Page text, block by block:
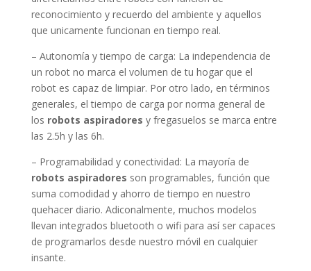
reconocimiento y recuerdo del ambiente y aquellos
que unicamente funcionan en tiempo real.
– Autonomía y tiempo de carga: La independencia de
un robot no marca el volumen de tu hogar que el
robot es capaz de limpiar. Por otro lado, en términos
generales, el tiempo de carga por norma general de
los robots aspiradores y fregasuelos se marca entre
las 2.5h y las 6h.
– Programabilidad y conectividad: La mayoría de
robots aspiradores son programables, función que
suma comodidad y ahorro de tiempo en nuestro
quehacer diario. Adiconalmente, muchos modelos
llevan integrados bluetooth o wifi para así ser capaces
de programarlos desde nuestro móvil en cualquier
insante.